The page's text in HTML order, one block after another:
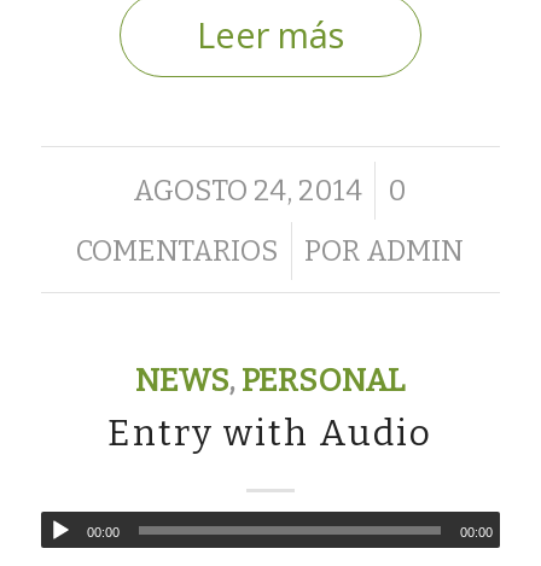
Leer más
AGOSTO 24, 2014
/
0
COMENTARIOS
/ POR ADMIN
NEWS, PERSONAL
Entry with Audio
00:00 00:00